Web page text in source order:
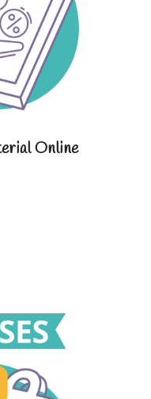
Online